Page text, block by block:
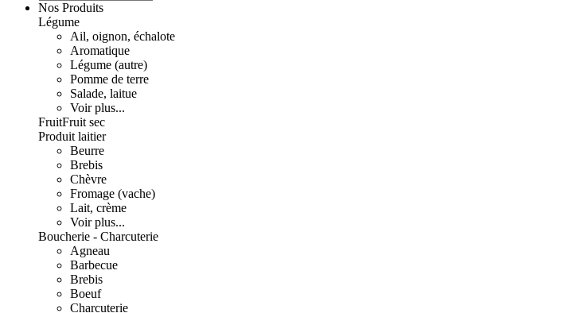
Nos Produits
Légume
Ail, oignon, échalote
Aromatique
Légume (autre)
Pomme de terre
Salade, laitue
Voir plus...
FruitFruit sec
Produit laitier
Beurre
Brebis
Chèvre
Fromage (vache)
Lait, crème
Voir plus...
Boucherie - Charcuterie
Agneau
Barbecue
Brebis
Boeuf
Charcuterie